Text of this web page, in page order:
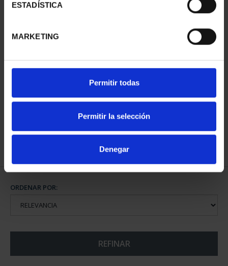
ESTADÍSTICA
MARKETING
Permitir todas
Permitir la selección
Denegar
CAPITALES ESPAÑOLAS
73,00 €
CAPITALES ESPAÑOLAS
73,00 €
ORDENAR POR:
REFINAR